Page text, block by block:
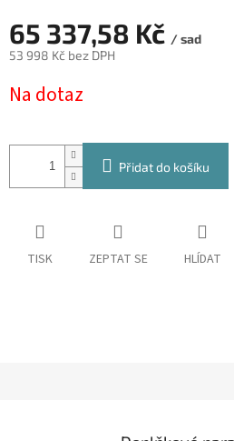
65 337,58 Kč / sad
53 998 Kč bez DPH
cena:
Na dotaz
Přidat do košíku
TISK ZEPTAT SE HLÍDAT